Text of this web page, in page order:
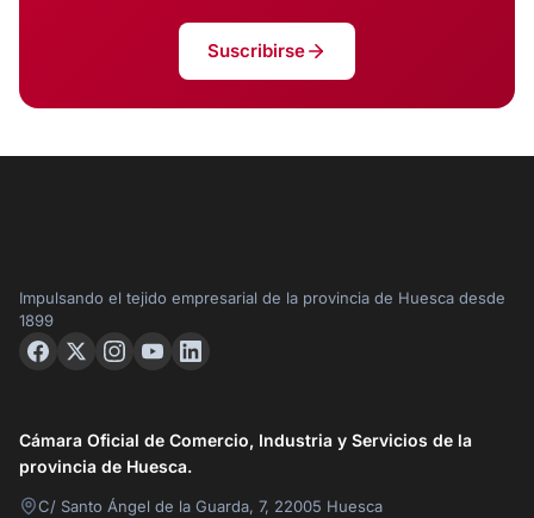
Suscribirse
Impulsando el tejido empresarial de la provincia de Huesca desde
1899
Cámara Oficial de Comercio, Industria y Servicios de la
provincia de Huesca.
C/ Santo Ángel de la Guarda, 7, 22005 Huesca